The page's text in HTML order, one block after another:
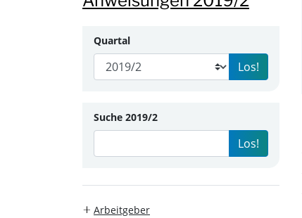
Quartal
Los!
Suche 2019/2
Los!
Arbeitgeber